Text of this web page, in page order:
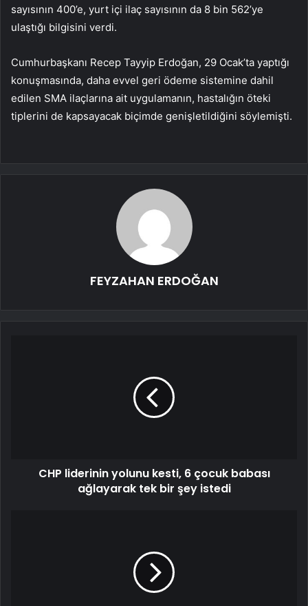
sayısının 400’e, yurt içi ilaç sayısının da 8 bin 562’ye
ulaştığı bilgisini verdi.
Cumhurbaşkanı Recep Tayyip Erdoğan, 29 Ocak’ta yaptığı
konuşmasında, daha evvel geri ödeme sistemine dahil
edilen SMA ilaçlarına ait uygulamanın, hastalığın öteki
tiplerini de kapsayacak biçimde genişletildiğini söylemişti.
FEYZAHAN ERDOĞAN
CHP liderinin yolunu kesti, 6 çocuk babası
ağlayarak tek bir şey istedi